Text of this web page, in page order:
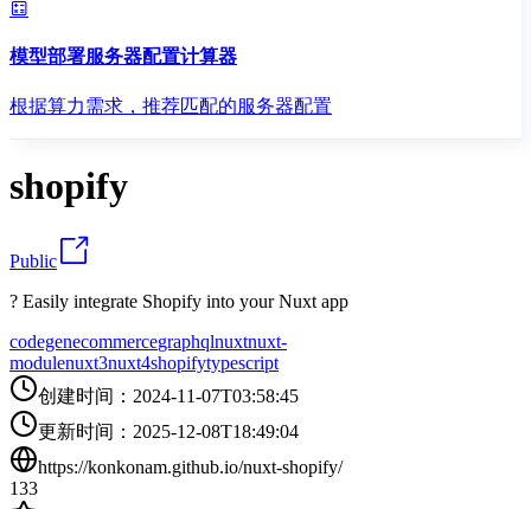
模型部署服务器配置计算器
根据算力需求，推荐匹配的服务器配置
shopify
Public
? Easily integrate Shopify into your Nuxt app
codegenecommercegraphqlnuxtnuxt-
modulenuxt3nuxt4shopifytypescript
创建时间 ： 2024-11-07T03:58:45
更新时间 ： 2025-12-08T18:49:04
https://konkonam.github.io/nuxt-shopify/
133